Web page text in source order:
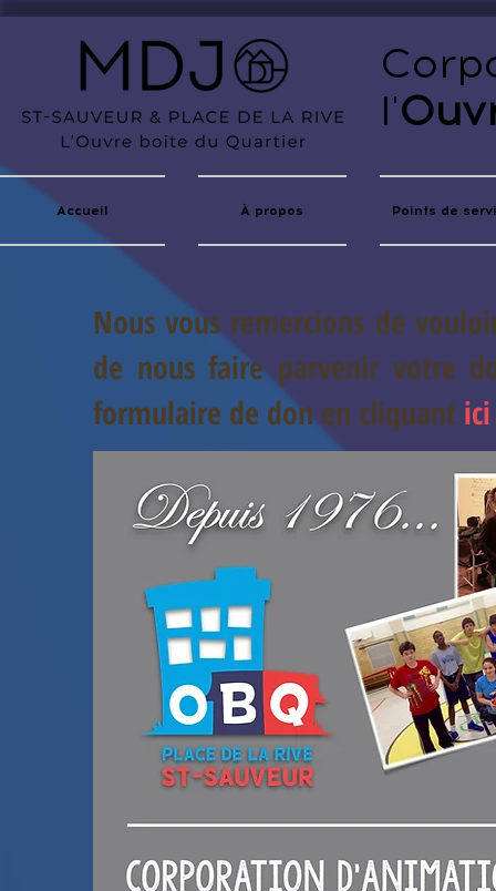
l'
Accueil À propos Points de
Nous vous remercions de
de nous faire parvenir votre
formulaire de don en cliquant ici